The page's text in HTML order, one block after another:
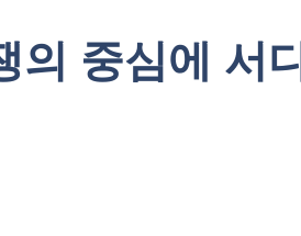
의 중심에 서